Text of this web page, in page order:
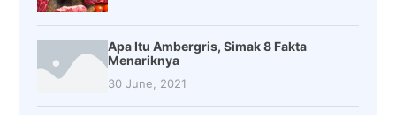
Apa Itu Ambergris, Simak 8 Fakta
Menariknya
30 June, 2021